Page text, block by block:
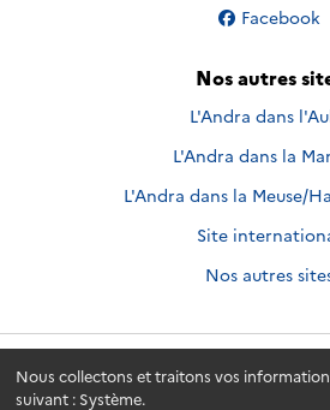
Nous collectons et traitons vos
suivant : Système.
Nous suivre
Facebook
Nos autres
L'Andra dans
L'Andra dans la
L'Andra dans la Meuse/
Site
Nos autres
Andra.fr © 2026 - Andra. Tous